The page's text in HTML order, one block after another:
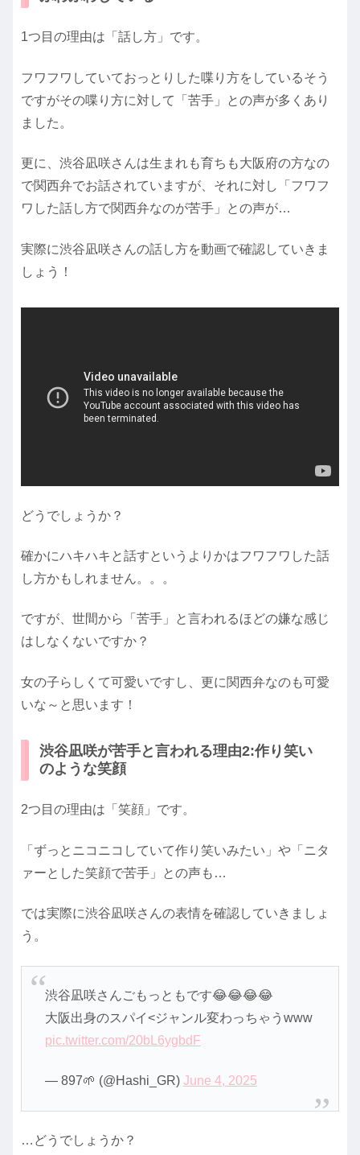
1つ目の理由は「話し方」です。
フワフワしていておっとりした喋り方をしているそう
ですがその喋り方に対して「苦手」との声が多くあり
ました。
更に、渋谷凪咲さんは生まれも育ちも大阪府の方なの
で関西弁でお話されていますが、それに対し「フワフ
ワした話し方で関西弁なのが苦手」との声が…
実際に渋谷凪咲さんの話し方を動画で確認していきま
しょう！
どうでしょうか？
確かにハキハキと話すというよりかはフワフワした話
し方かもしれません。。。
ですが、世間から「苦手」と言われるほどの嫌な感じ
はしなくないですか？
女の子らしくて可愛いですし、更に関西弁なのも可愛
いな～と思います！
渋谷凪咲が苦手と言われる理由2:作り笑い
のような笑顔
2つ目の理由は「笑顔」です。
「ずっとニコニコしていて作り笑いみたい」や「ニタ
ァーとした笑顔で苦手」との声も…
では実際に渋谷凪咲さんの表情を確認していきましょ
う。
渋谷凪咲さんごもっともです😂😂😂😂
大阪出身のスパイ<ジャンル変わっちゃうwww
pic.twitter.com/20bL6ygbdF
— 897🌱 (@Hashi_GR) June 4, 2025
…どうでしょうか？